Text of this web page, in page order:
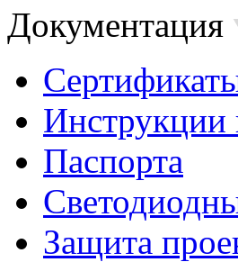
Документация
Инструкции
Паспорта
Защита